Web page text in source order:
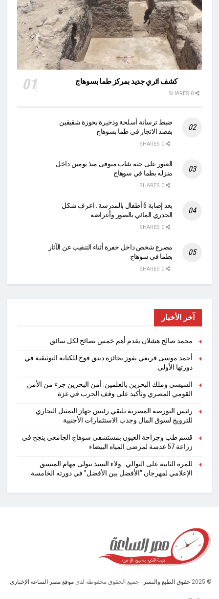
كشف اثري جديد بمركز طما بسوهاج
ضبط ترسانة أسلحة وذخيرة بحوزة شقيقين
بقصد الاتجار في طما بسوهاج
العثور على جثة شاب متوفى منذ يومين داخل
منزله بطما في سوهاج
بعد إصابة 6 أطفال بالمدرسة.. اعرف شكل
الجدري المائي بالصور وأعراضه
مصرع شخص داخل حفرة أثناء التنقيب عن الآثار
بطما في سوهاج
آخر الأخبار
محمد صالح هشلان يقدم أهم خمس نصائح لكل سائق
أحمد موسى قريعي يفوز بجائزة دينق قوج للكتابة التوثيقية في
دورتها الأولى
السيسي وملك البحرين بالعلمين: أمن البحرين جزء من الأمن
القومي المصري وتأكيد على وقف الحرب في غزة
رئيس البورصة المصرية يلتقي رئيس جهاز التمثيل التجاري
للترويج لسوق المال وجذب الاستثمارات الأجنبية
قسم طب وجراحة العيون بمستشفى سوهاج الجامعي ينجح في
زراعة 57 عدسة لمرضى المياه البيضاء
للمرة الثانية على التوالي.. ولاء السيد تتولى مهام المنسق
الإعلامي لمهرجان “الأفضل بين الأفضل” في دورته الخامسة
© 2025 حقوق الطبع والنشر - جميع الحقوق محفوظة لدى موقع مصر الساعة الإخباري.